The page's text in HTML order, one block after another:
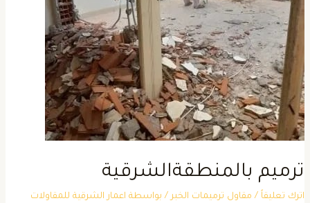
بالمنطقةالشرقية
تعليقاً / مقاول ترميمات الخبر/ بواسطة اعمار الشرقية للمقاولات